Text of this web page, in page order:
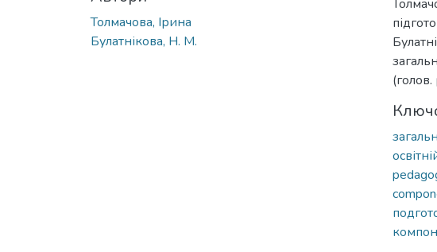
Толмачова, Ірина
Булатнікова, Н. М.